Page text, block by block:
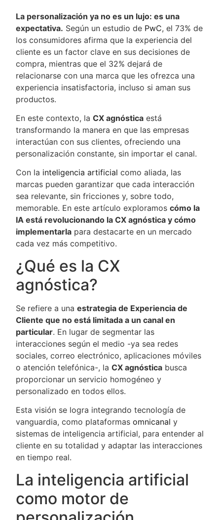
La personalización ya no es un lujo: es una
expectativa. Según un estudio de PwC, el 73% de
los consumidores afirma que la experiencia del
cliente es un factor clave en sus decisiones de
compra, mientras que el 32% dejará de
relacionarse con una marca que les ofrezca una
experiencia insatisfactoria, incluso si aman sus
productos.
En este contexto, la CX agnóstica está
transformando la manera en que las empresas
interactúan con sus clientes, ofreciendo una
personalización constante, sin importar el canal.
Con la inteligencia artificial como aliada, las
marcas pueden garantizar que cada interacción
sea relevante, sin fricciones y, sobre todo,
memorable. En este artículo exploramos cómo la
IA está revolucionando la CX agnóstica y cómo
implementarla para destacarte en un mercado
cada vez más competitivo.
¿Qué es la CX
agnóstica?
Se refiere a una estrategia de Experiencia de
Cliente que no está limitada a un canal en
particular. En lugar de segmentar las
interacciones según el medio -ya sea redes
sociales, correo electrónico, aplicaciones móviles
o atención telefónica-, la CX agnóstica busca
proporcionar un servicio homogéneo y
personalizado en todos ellos.
Esta visión se logra integrando tecnología de
vanguardia, como plataformas omnicanal y
sistemas de inteligencia artificial, para entender al
cliente en su totalidad y adaptar las interacciones
en tiempo real.
La inteligencia artificial
como motor de